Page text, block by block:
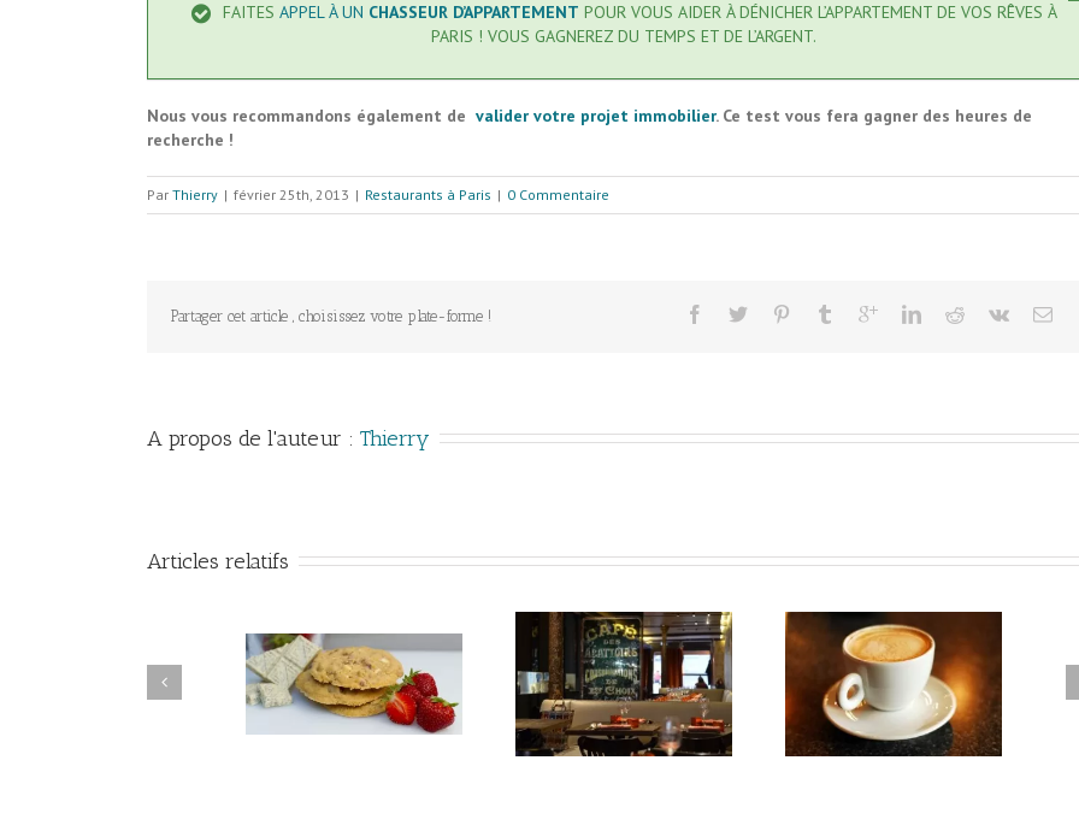
FAITES APPEL À UN CHASSEUR D’APPARTEMENT POUR VOUS AIDER À DÉNICHER L’APPARTEMENT DE VOS RÊVES À
PARIS ! VOUS GAGNEREZ DU TEMPS ET DE L’ARGENT.
Nous vous recommandons également de valider votre projet immobilier. Ce test vous fera gagner des heures de
recherche !
Par Thierry | février 25th, 2013 | Restaurants à Paris | 0 Commentaire
Partager cet article , choisissez votre plate-forme !
A propos de l'auteur : Thierry
Articles relatifs
La Fabrique de Cookies
Restaurant le Café des
abattoirs à Paris
Carte des cafés à 1€ à
Paris
Le meilleur tartare
Paris